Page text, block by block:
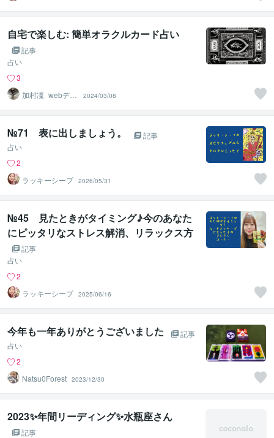
自宅で楽しむ: 簡単オラクルカード占い
記事
占い
3
加村凜_webデザ
イナー
2024/03/08
№71 表に出しましょう。
記事
占い
2
ラッキーシープ 2026/05/31
№45 見たときがタイミング♪今のあなた
にピッタリなストレス解消、リラックス方
法♪5択。
記事
占い
2
ラッキーシープ 2025/06/16
今年も一年ありがとうございました
記事
占い
2
Natsu0Forest 2023/12/30
2023✨年間リーディング✨水瓶座さん
記事